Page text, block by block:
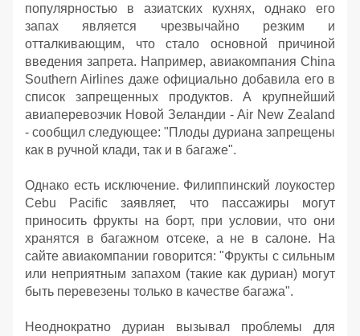
популярностью в азиатских кухнях, однако его
запах является чрезвычайно резким и
отталкивающим, что стало основной причиной
введения запрета. Например, авиакомпания China
Southern Airlines даже официально добавила его в
список запрещенных продуктов. А крупнейший
авиаперевозчик Новой Зеландии - Air New Zealand
- сообщил следующее: "Плоды дуриана запрещены
как в ручной клади, так и в багаже".
Однако есть исключение. Филиппинский лоукостер
Cebu Pacific заявляет, что пассажиры могут
приносить фрукты на борт, при условии, что они
хранятся в багажном отсеке, а не в салоне. На
сайте авиакомпании говорится: "Фрукты с сильным
или неприятным запахом (такие как дуриан) могут
быть перевезены только в качестве багажа".
Неоднократно дуриан вызывал проблемы для